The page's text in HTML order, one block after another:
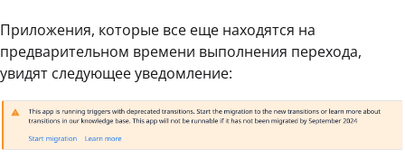
Приложения, которые все еще находятся на
предварительном времени выполнения перехода,
увидят следующее уведомление: